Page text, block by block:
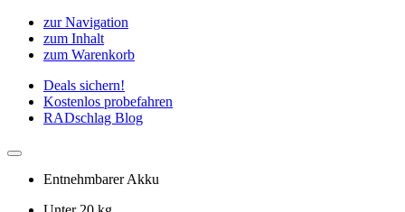
zur Navigation
zum Inhalt
zum Warenkorb
Deals sichern!
Kostenlos probefahren
RADschlag Blog
Entnehmbarer Akku